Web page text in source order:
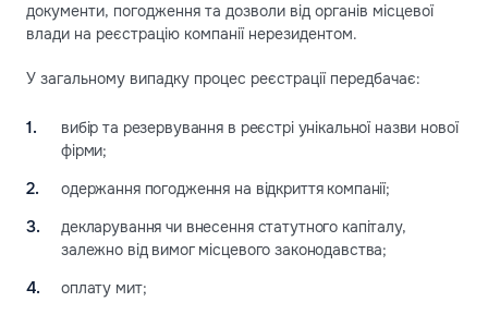
документи, погодження та дозволи від органів місцевої
влади на реєстрацію компанії нерезидентом.
У загальному випадку процес реєстрації передбачає:
вибір та резервування в реєстрі унікальної назви нової
фірми;
одержання погодження на відкриття компанії;
декларування чи внесення статутного капіталу,
залежно від вимог місцевого законодавства;
оплату мит;